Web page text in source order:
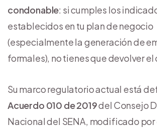
condonable: si cumples los
establecidos en tu plan de negocio
(especialmente la generación de
formales), no tienes que devolver el
Su marco regulatorio actual está
Acuerdo 010 de 2019del Consejo
Nacional del SENA, modificado